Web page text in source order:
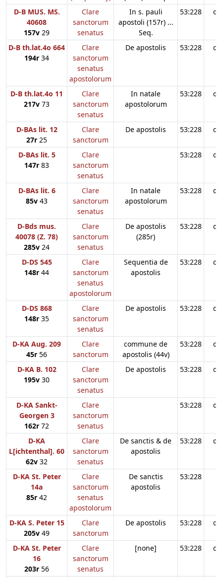
D-B MUS. MS.
40608
157v 29
Clare
sanctorum
senatus
In s. pauli
apostoli (157r) ...
Seq.
53:228
D-B th.lat.4o 664
194r 34
Clare
sanctorum
senatus
apostolorum
De apostolis 53:228
D-B th.lat.4o 11
217v 73
Clare
sanctorum
senatus
In natale
apostolorum
53:228
D-BAs lit. 12
27r 25
Clare
sanctorum
De apostolis 53:228
D-BAs lit. 5
147r 83
Clare
sanctorum
senatus
53:228
D-BAs lit. 6
85v 43
Clare
sanctorum
senatus
In natale
apostolorum
53:228
D-Bds mus.
40078 (Z. 78)
285v 24
Clare
sanctorum
senatus
De apostolis
(285r)
53:228
D-DS 545
148r 44
Clare
sanctorum
senatus
apostolorum
Sequentia de
apostolis
53:228
D-DS 868
148r 35
Clare
sanctorum
senatus
De apostolis 53:228
D-KA Aug. 209
45r 56
Clare
sanctorum
commune de
apostolis (44v)
53:228
D-KA B. 102
195v 30
Clare
sanctorum
senatus
De apostolis 53:228
D-KA Sankt-
Georgen 3
162r 72
Clare
sanctorum
senatus
53:228
D-KA
L[ichtenthal]. 60
62v 32
Clare
sanctorum
senatus
De sanctis & de
apostolis
53:228
D-KA St. Peter
14a
85r 42
Clare
sanctorum
senatus
apostolorum
De sanctis
apostolis
53:228
D-KA S. Peter 15
205v 49
Clare
sanctorum
De apostolis 53:228
D-KA St. Peter
16
203r 56
Clare
sanctorum
senatus
[none] 53:228